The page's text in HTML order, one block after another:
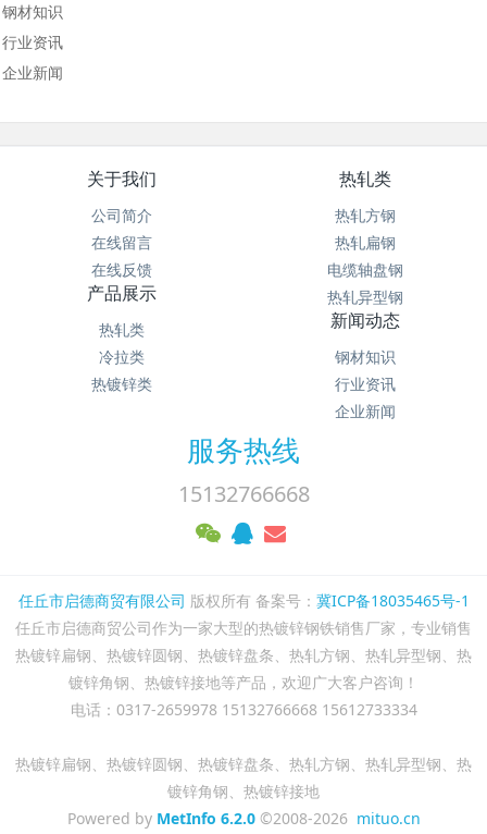
钢材知识
行业资讯
企业新闻
关于我们
公司简介
在线留言
在线反馈
热轧类
热轧方钢
热轧扁钢
电缆轴盘钢
热轧异型钢
产品展示
热轧类
冷拉类
热镀锌类
新闻动态
钢材知识
行业资讯
企业新闻
服务热线
15132766668
任丘市启德商贸有限公司 版权所有 备案号： 冀ICP备18035465号-1
任丘市启德商贸公司作为一家大型的热镀锌钢铁销售厂家，专业销售
热镀锌扁钢、热镀锌圆钢、热镀锌盘条、热轧方钢、热轧异型钢、热
镀锌角钢、热镀锌接地等产品，欢迎广大客户咨询！
电话：0317-2659978 15132766668 15612733334
热镀锌扁钢、热镀锌圆钢、热镀锌盘条、热轧方钢、热轧异型钢、热
镀锌角钢、热镀锌接地
Powered by MetInfo 6.2.0©2008-2026 mituo.cn